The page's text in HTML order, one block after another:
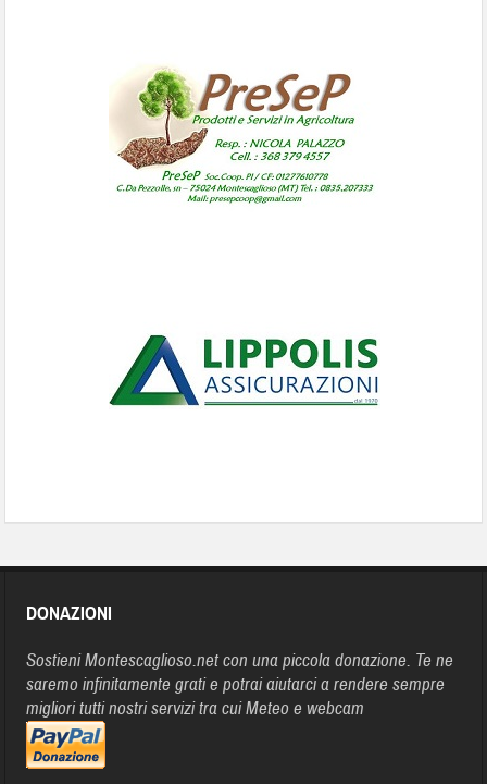
DONAZIONI
Sostieni Montescaglioso.net con una piccola donazione. Te ne
saremo infinitamente grati e potrai aiutarci a rendere sempre
migliori tutti nostri servizi tra cui Meteo e webcam